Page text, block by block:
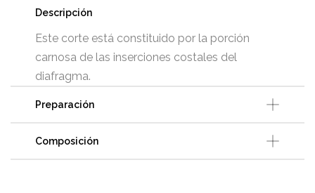
Descripción
Este corte está constituido por la porción
carnosa de las inserciones costales del
diafragma.
Preparación
Composición